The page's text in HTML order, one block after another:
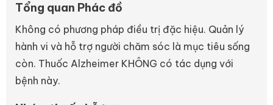
Tổng quan Phác đồ
Không có phương pháp điều trị đặc hiệu. Quản lý
hành vi và hỗ trợ người chăm sóc là mục tiêu sống
còn. Thuốc Alzheimer KHÔNG có tác dụng với
bệnh này.